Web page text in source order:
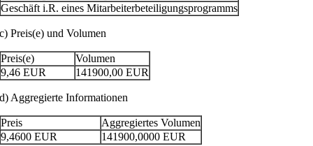
Geschäft i.R. eines Mitarbeiterbeteiligungsprogramms
c) Preis(e) und Volumen
Preis(e)
Volumen
9,46 EUR 141900,00 EUR
d) Aggregierte Informationen
Preis
Aggregiertes Volumen
9,4600 EUR 141900,0000 EUR